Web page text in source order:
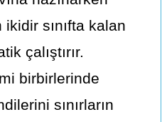
sınıfta kalan
çalıştırır.
birbirlerinde
sınırların